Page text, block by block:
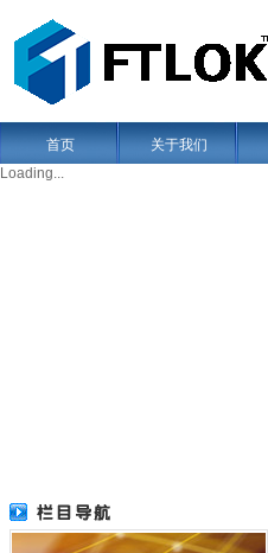
首页 关于我们
Loading...